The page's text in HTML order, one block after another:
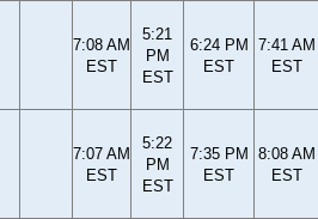
7:08 AM
EST
5:21
PM
EST
6:24 PM
EST
7:41 AM
EST
7:07 AM
EST
5:22
PM
EST
7:35 PM
EST
8:08 AM
EST